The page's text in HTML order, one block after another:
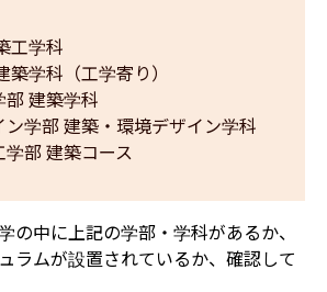
工学科
築学科（工学寄り）
建築学科
学部 建築・環境デザイン学科
部 建築コース
の中に上記の学部・学科があるか、
ラムが設置されているか、確認して